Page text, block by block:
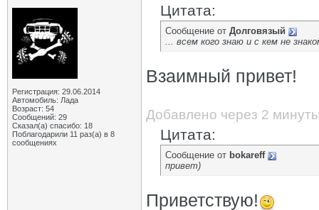
Регистрация: 29.06.2014
Автомобиль: Лада
Возраст: 54
Сообщений: 29
Сказал(а) спасибо: 18
Поблагодарили 11 раз(а) в 8
сообщениях
Цитата:
Сообщение от Долговязый
... всем кого знаю и с кем не
Взаимный привет!
Добавлено через 2
Цитата:
Сообщение от bokareff
привет)
Приветствую!